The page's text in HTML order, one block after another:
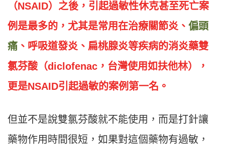
（NSAID）之後，引起過敏性休克甚至死亡案
例是最多的，尤其是常用在治療關節炎、 偏頭
痛 、呼吸道發炎、扁桃腺炎等疾病的消炎藥雙
氯芬酸（diclofenac，台灣使用如扶他林），
更是NSAID引起過敏的案例第一名。
但並不是說雙氯芬酸就不能使用，而是打針讓
藥物作用時間很短，如果對這個藥物有過敏，